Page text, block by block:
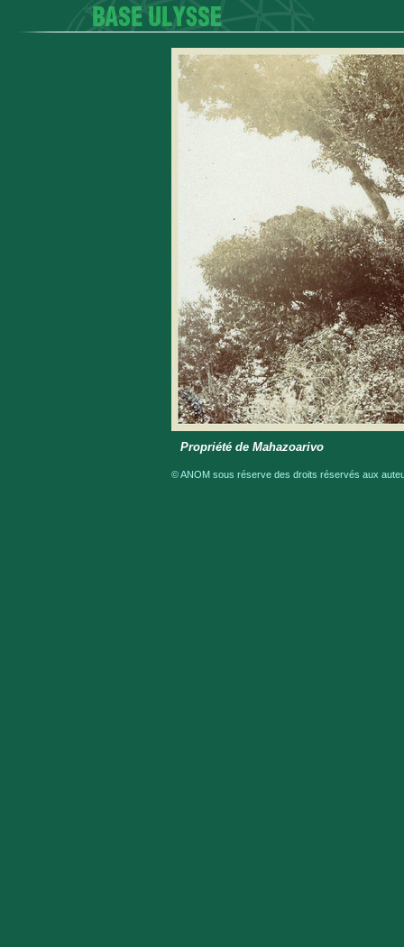
Propriété de Mahazoarivo
© ANOM sous réserve des droits réservés aux